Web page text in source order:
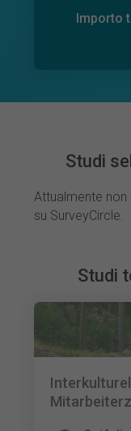
Importo
Studi
Attualmente
su SurveyCircle.
Studi